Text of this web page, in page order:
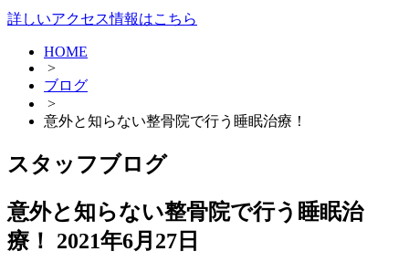
詳しいアクセス情報はこちら
HOME
>
ブログ
>
意外と知らない整骨院で行う睡眠治療！
スタッフブログ
意外と知らない整骨院で行う睡眠治
療！
2021年6月27日